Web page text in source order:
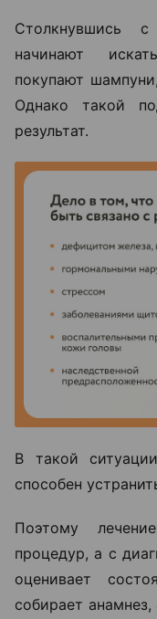
Столкнувшись
начинают
покупают
Однако такой
результат.
В такой
способен
Поэтому
процедур, а с
оценивает
собирает